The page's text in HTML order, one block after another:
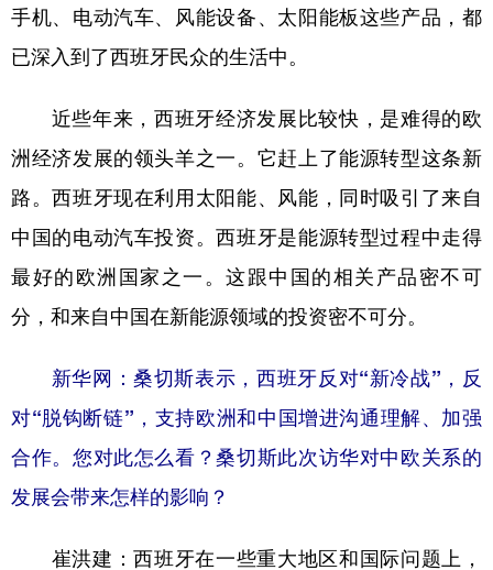
手机、电动汽车、风能设备、太阳能板这些产品，都
已深入到了西班牙民众的生活中。
近些年来，西班牙经济发展比较快，是难得的欧
洲经济发展的领头羊之一。它赶上了能源转型这条新
路。西班牙现在利用太阳能、风能，同时吸引了来自
中国的电动汽车投资。西班牙是能源转型过程中走得
最好的欧洲国家之一。这跟中国的相关产品密不可
分，和来自中国在新能源领域的投资密不可分。
新华网：桑切斯表示，西班牙反对“新冷战”，反
对“脱钩断链”，支持欧洲和中国增进沟通理解、加强
合作。您对此怎么看？桑切斯此次访华对中欧关系的
发展会带来怎样的影响？
崔洪建：西班牙在一些重大地区和国际问题上，